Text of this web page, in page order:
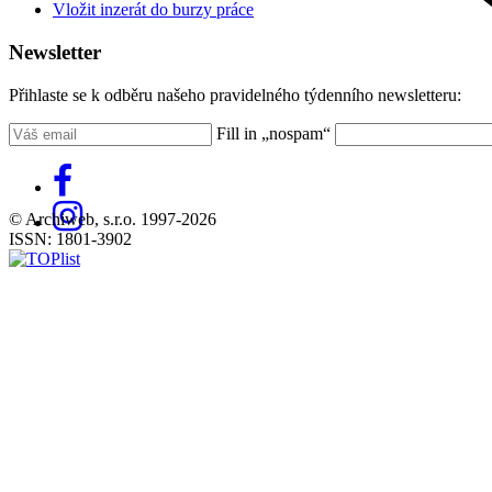
Vložit inzerát do burzy práce
Newsletter
Přihlaste se k odběru našeho pravidelného týdenního newsletteru:
Fill in „nospam“
© Archiweb, s.r.o. 1997-2026
ISSN: 1801-3902